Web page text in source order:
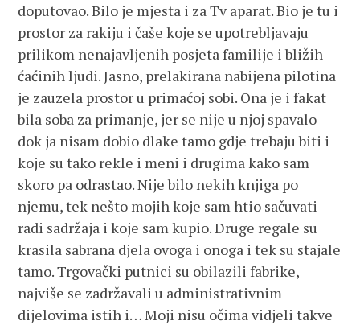
doputovao. Bilo je mjesta i za Tv aparat. Bio je tu i
prostor za rakiju i čaše koje se upotrebljavaju
prilikom nenajavljenih posjeta familije i bližih
ćaćinih ljudi. Jasno, prelakirana nabijena pilotina
je zauzela prostor u primaćoj sobi. Ona je i fakat
bila soba za primanje, jer se nije u njoj spavalo
dok ja nisam dobio dlake tamo gdje trebaju biti i
koje su tako rekle i meni i drugima kako sam
skoro pa odrastao. Nije bilo nekih knjiga po
njemu, tek nešto mojih koje sam htio sačuvati
radi sadržaja i koje sam kupio. Druge regale su
krasila sabrana djela ovoga i onoga i tek su stajale
tamo. Trgovački putnici su obilazili fabrike,
najviše se zadržavali u administrativnim
dijelovima istih i… Moji nisu očima vidjeli takve